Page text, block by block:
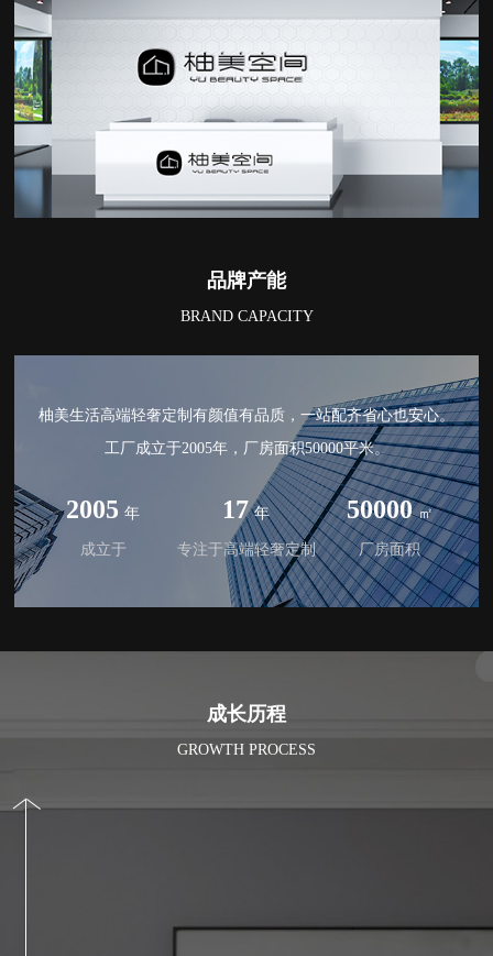
品牌产能
BRAND CAPACITY
柚美生活高端轻奢定制有颜值有品质，一站配齐省心也安心。
工厂成立于2005年，厂房面积50000平米。
2005 年
成立于
17 年
专注于高端轻奢定制
50000 ㎡
厂房面积
成长历程
GROWTH PROCESS